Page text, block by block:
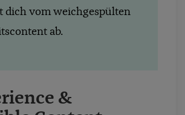
dich vom weichgespülten
ab.
&